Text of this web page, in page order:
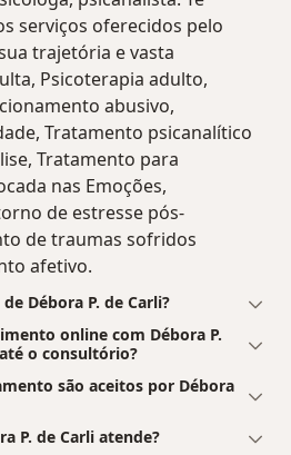
serviços oferecidos pelo
trajetória e vasta
Psicoterapia adulto,
abusivo,
Tratamento psicanalítico
Tratamento para
nas Emoções,
de estresse pós-
de traumas sofridos
afetivo.
Débora P. de Carli?
online com Débora P.
o consultório?
são aceitos por Débora
P. de Carli atende?